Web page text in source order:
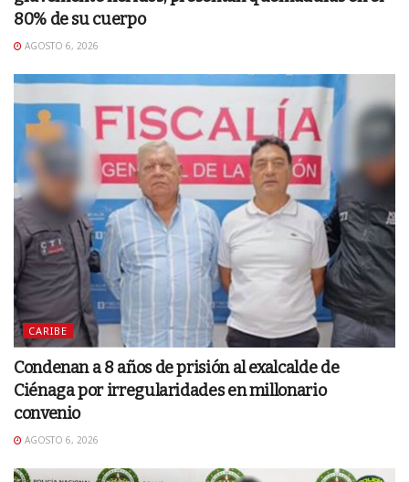
80% de su cuerpo
AGOSTO 6, 2026
CARIBE
Condenan a 8 años de prisión al exalcalde de
Ciénaga por irregularidades en millonario
convenio
AGOSTO 6, 2026